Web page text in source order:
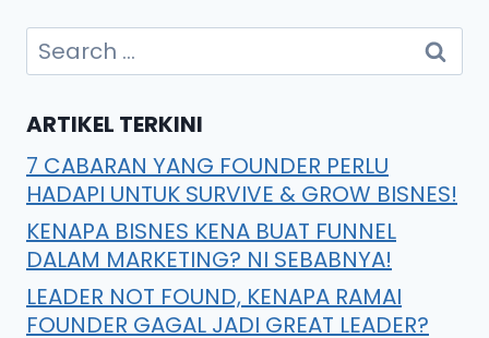
ARTIKEL TERKINI
7 CABARAN YANG FOUNDER PERLU
HADAPI UNTUK SURVIVE & GROW BISNES!
KENAPA BISNES KENA BUAT FUNNEL
DALAM MARKETING? NI SEBABNYA!
LEADER NOT FOUND, KENAPA RAMAI
FOUNDER GAGAL JADI GREAT LEADER?